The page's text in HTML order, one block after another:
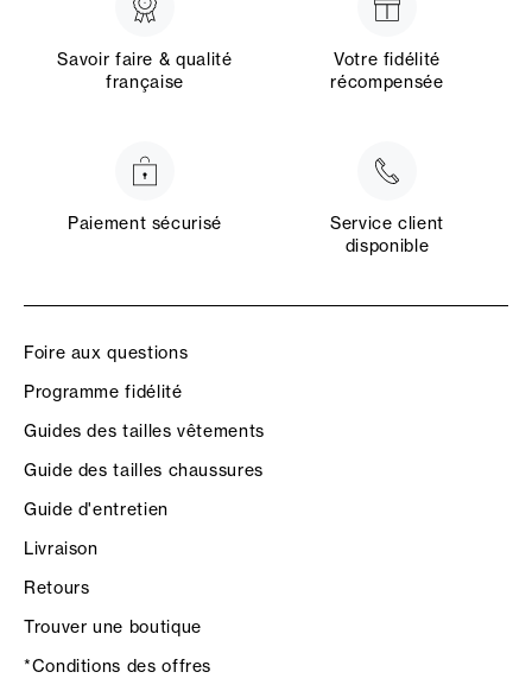
Savoir faire & qualité
française
Votre fidélité
récompensée
Paiement sécurisé
Service client
disponible
Foire aux questions
Programme fidélité
Guides des tailles vêtements
Guide des tailles chaussures
Guide d'entretien
Livraison
Retours
Trouver une boutique
*Conditions des offres